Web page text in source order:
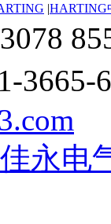
|HARTING
3665-
永电